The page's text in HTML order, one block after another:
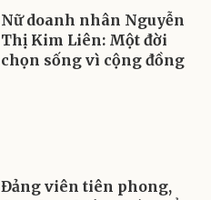
Nữ doanh nhân Nguyễn
Thị Kim Liên: Một đời
chọn sống vì cộng đồng
Đảng viên tiên phong,